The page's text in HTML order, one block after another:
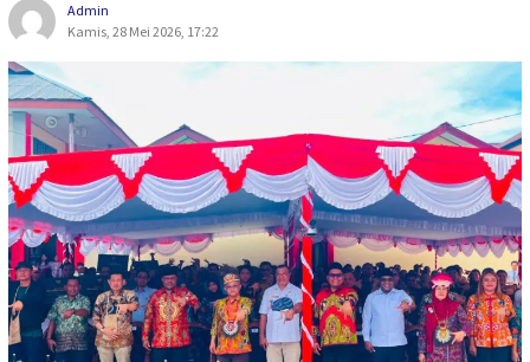
Admin
Kamis, 28 Mei 2026, 17:22